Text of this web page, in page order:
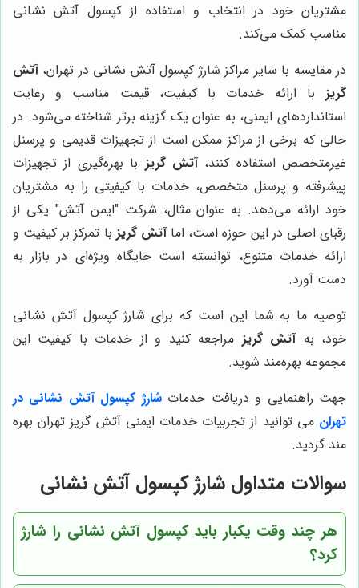
مشتریان خود در انتخاب و استفاده از کپسول آتش نشانی
مناسب کمک می‌کند.
در مقایسه با سایر مراکز شارژ کپسول آتش نشانی در تهران،آتش
گریز با ارائه خدمات با کیفیت، قیمت مناسب و رعایت
استانداردهای ایمنی، به عنوان یک گزینه برتر شناخته می‌شود. در
حالی که برخی از مراکز ممکن است از تجهیزات قدیمی و پرسنل
غیرمتخصص استفاده کنند،آتش گریز با بهره‌گیری از تجهیزات
پیشرفته و پرسنل متخصص، خدمات با کیفیتی را به مشتریان
خود ارائه می‌دهد. به عنوان مثال، شرکت "ایمن آتش" یکی از
رقبای اصلی در این حوزه است، اماآتش گریز با تمرکز بر کیفیت و
ارائه خدمات متنوع، توانسته است جایگاه ویژه‌ای در بازار به
دست آورد.
توصیه ما به شما این است که برای شارژ کپسول آتش نشانی
خود، بهآتش گریز مراجعه کنید و از خدمات با کیفیت این
مجموعه بهره‌مند شوید.
جهت راهنمایی و دریافت خدماتشارژ کپسول آتش نشانی در
تهران می توانید از تجربیات خدمات ایمنی آتش گریز تهران بهره
مند گردید.
سوالات متداول شارژ کپسول آتش نشانی
هر چند وقت یکبار باید کپسول آتش نشانی را شارژ
کرد؟